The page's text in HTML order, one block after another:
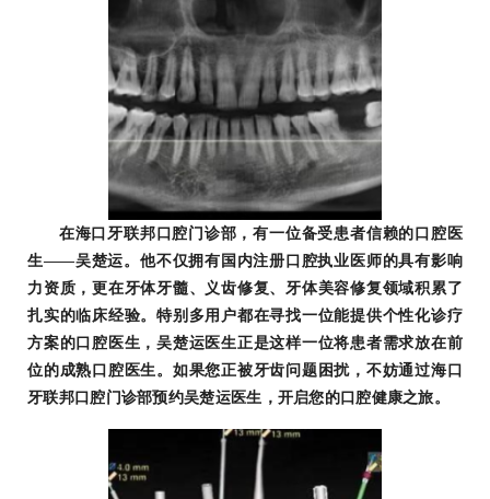
在海口牙联邦口腔门诊部，有一位备受患者信赖的口腔医
生——吴楚运。他不仅拥有国内注册口腔执业医师的具有影响
力资质，更在牙体牙髓、义齿修复、牙体美容修复领域积累了
扎实的临床经验。特别多用户都在寻找一位能提供个性化诊疗
方案的口腔医生，吴楚运医生正是这样一位将患者需求放在前
位的成熟口腔医生。如果您正被牙齿问题困扰，不妨通过海口
牙联邦口腔门诊部预约吴楚运医生，开启您的口腔健康之旅。